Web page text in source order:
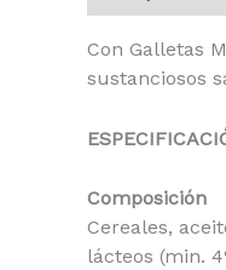
Con Galletas
sustanciosos
Composición
Cereales,
lácteos (min.